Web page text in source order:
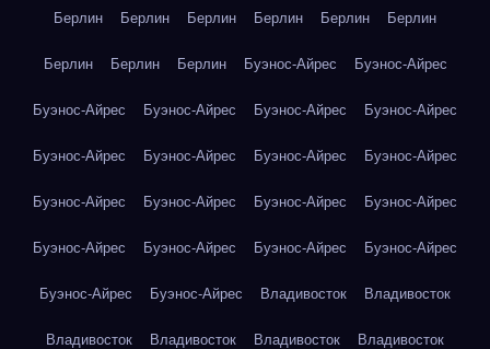
Берлин Берлин Берлин Берлин Берлин Берлин
Берлин Берлин Берлин Буэнос-Айрес Буэнос-Айрес
Буэнос-Айрес Буэнос-Айрес Буэнос-Айрес Буэнос-Айрес
Буэнос-Айрес Буэнос-Айрес Буэнос-Айрес Буэнос-Айрес
Буэнос-Айрес Буэнос-Айрес Буэнос-Айрес Буэнос-Айрес
Буэнос-Айрес Буэнос-Айрес Буэнос-Айрес Буэнос-Айрес
Буэнос-Айрес Буэнос-Айрес Владивосток Владивосток
Владивосток Владивосток Владивосток Владивосток